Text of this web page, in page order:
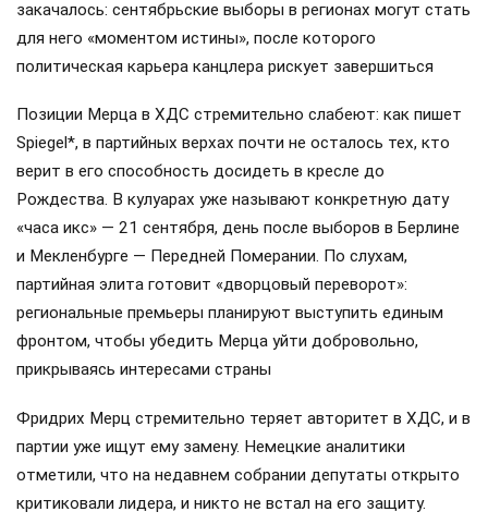
закачалось: сентябрьские выборы в регионах могут стать
для него «моментом истины», после которого
политическая карьера канцлера рискует завершиться
Позиции Мерца в ХДС стремительно слабеют: как пишет
Spiegel*, в партийных верхах почти не осталось тех, кто
верит в его способность досидеть в кресле до
Рождества. В кулуарах уже называют конкретную дату
«часа икс» — 21 сентября, день после выборов в Берлине
и Мекленбурге — Передней Померании. По слухам,
партийная элита готовит «дворцовый переворот»:
региональные премьеры планируют выступить единым
фронтом, чтобы убедить Мерца уйти добровольно,
прикрываясь интересами страны
Фридрих Мерц стремительно теряет авторитет в ХДС, и в
партии уже ищут ему замену. Немецкие аналитики
отметили, что на недавнем собрании депутаты открыто
критиковали лидера, и никто не встал на его защиту.